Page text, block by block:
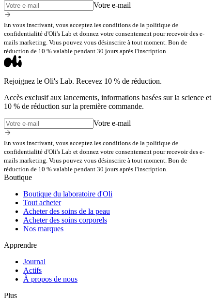
Votre e-mail
En vous inscrivant, vous acceptez les conditions de la politique de
confidentialité d'Oli's Lab et donnez votre consentement pour recevoir des e-
mails marketing. Vous pouvez vous désinscrire à tout moment. Bon de
réduction de 10 % valable pendant 30 jours après l'inscription.
Rejoignez le Oli's Lab. Recevez 10 % de réduction.
Accès exclusif aux lancements, informations basées sur la science et
10 % de réduction sur la première commande.
Votre e-mail
En vous inscrivant, vous acceptez les conditions de la politique de
confidentialité d'Oli's Lab et donnez votre consentement pour recevoir des e-
mails marketing. Vous pouvez vous désinscrire à tout moment. Bon de
réduction de 10 % valable pendant 30 jours après l'inscription.
Boutique
Boutique du laboratoire d'Oli
Tout acheter
Acheter des soins de la peau
Acheter des soins corporels
Nos marques
Apprendre
Journal
Actifs
À propos de nous
Plus